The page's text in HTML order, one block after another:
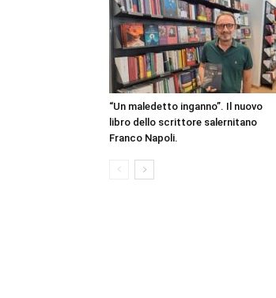
“Un maledetto inganno”. Il nuovo
libro dello scrittore salernitano
Franco Napoli.